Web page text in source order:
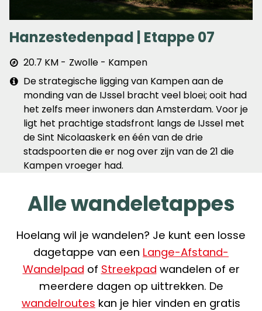
Hanzestedenpad | Etappe 07
Afstand
&
plaats
20.7 KM
Zwolle - Kampen
Extra
info
De strategische ligging van Kampen aan de
monding van de IJssel bracht veel bloei; ooit had
het zelfs meer inwoners dan Amsterdam. Voor je
ligt het prachtige stadsfront langs de IJssel met
de Sint Nicolaaskerk en één van de drie
stadspoorten die er nog over zijn van de 21 die
Kampen vroeger had.
Alle wandeletappes
Hoelang wil je wandelen? Je kunt een losse
dagetappe van een Lange-Afstand-
Wandelpad of Streekpad wandelen of er
meerdere dagen op uittrekken. De
wandelroutes kan je hier vinden en gratis